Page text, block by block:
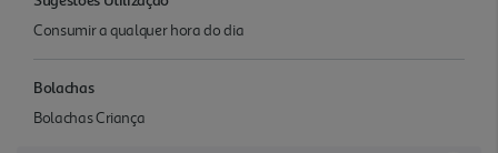
Consumir a qualquer hora do dia
Bolachas
Bolachas Criança